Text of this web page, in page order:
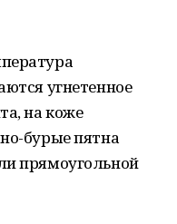
угнетенное
на коже
бурые пятна
прямоугольной